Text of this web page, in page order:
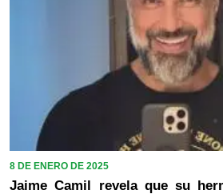
8 DE ENERO DE 2025
Jaime Camil revela que su